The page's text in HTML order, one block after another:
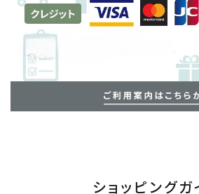
ショッピングガ